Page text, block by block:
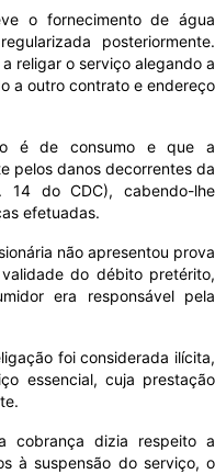
o fornecimento de água
posteriormente.
religar o serviço alegando a
a outro contrato e endereço
é de consumo e que a
pelos danos decorrentes da
do CDC), cabendo-lhe
efetuadas.
não apresentou prova
do débito pretérito,
era responsável pela
foi considerada ilícita,
essencial, cuja prestação
cobrança dizia respeito a
à suspensão do serviço, o